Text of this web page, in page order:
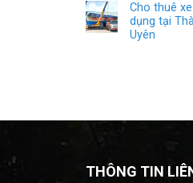
Cho thuê
dụng tại
Uyên
THÔNG TIN